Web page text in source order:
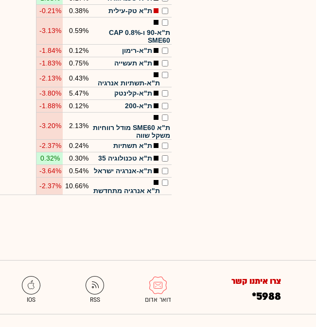
ת"א טק-עילית
0.38%
-0.21%
ת"א-90 ו-CAP 0.8%
SME60
0.59%
-3.13%
ת"א-רימון 0.12%
-1.84%
ת"א תעשייה
0.75%
-1.83%
ת"א-תשתיות אנרגיה
0.43%
-2.13%
ת"א-קלינטק
5.47%
-3.80%
ת"א-200
0.12%
-1.88%
ת"א SME60 מודל רווחיות
משקל שווה
2.13%
-3.20%
ת"א תשתיות 0.24%
-2.37%
ת"א טכנולוגיה 35
0.30%
0.32%
ת"א-אנרגיה ישראל
0.54%
-3.64%
ת"א אנרגיה מתחדשת
10.66%
-2.37%
צרו איתנו קשר
*5988